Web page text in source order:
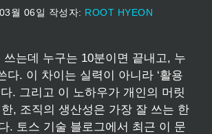
월 06일 작성자: ROOT HYEON
쓰는데 누구는 10분이면 끝내고, 누
다. 이 차이는 실력이 아니라 ‘활용
다. 그리고 이 노하우가 개인의 머릿
, 조직의 생산성은 가장 잘 쓰는 한
. 토스 기술 블로그에서 최근 이 문